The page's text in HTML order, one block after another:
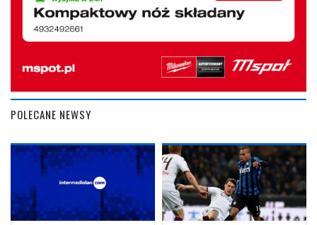
POLECANE NEWSY